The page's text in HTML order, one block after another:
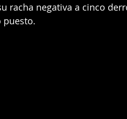
racha negativa a cinco
puesto.